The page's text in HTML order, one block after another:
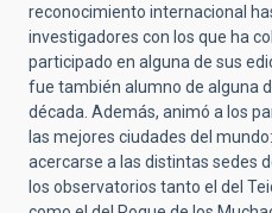
reconocimiento internacional
investigadores con los que ha
participado en alguna de sus
fue también alumno de alguna
década. Además, animó a los
las mejores ciudades del
acercarse a las distintas sedes
los observatorios tanto el del